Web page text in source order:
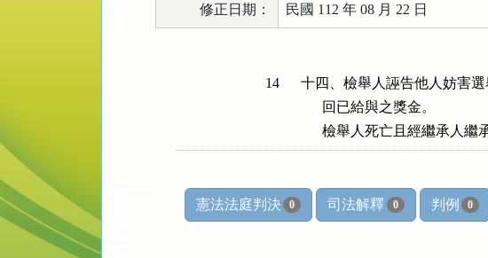
修正日期： 民國 112 年 08 月 22 日
14
十四、檢舉人誣告他人妨害
      回已給與之獎金。
檢舉人死亡且經繼承人
憲法法庭判決 0 司法解釋 0 判例 0